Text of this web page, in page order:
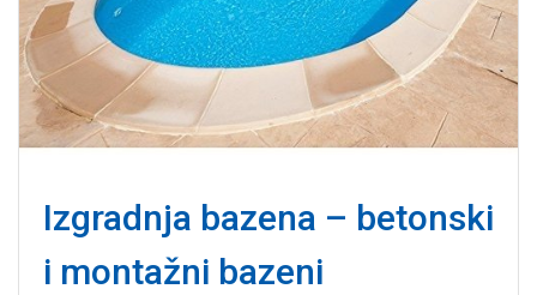
Izgradnja bazena – betonski
i montažni bazeni